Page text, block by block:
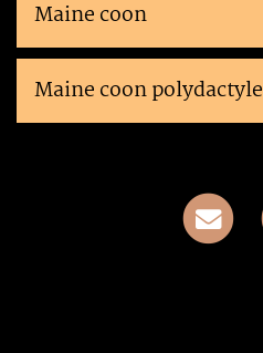
Maine coon
Maine coon polydactyle